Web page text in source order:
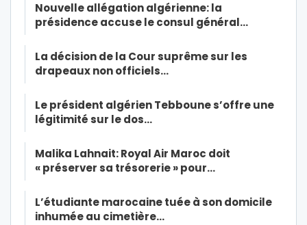
Nouvelle allégation algérienne: la
présidence accuse le consul général…
La décision de la Cour suprême sur les
drapeaux non officiels…
Le président algérien Tebboune s’offre une
légitimité sur le dos…
Malika Lahnait: Royal Air Maroc doit
« préserver sa trésorerie » pour…
L’étudiante marocaine tuée à son domicile
inhumée au cimetière…